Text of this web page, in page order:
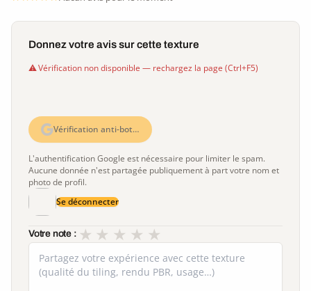
Donnez votre avis sur cette texture
Vérification non disponible — rechargez la page (Ctrl+F5)
Vérification anti-bot…
L'authentification Google est nécessaire pour limiter le spam.
Aucune donnée n'est partagée publiquement à part votre nom et
photo de profil.
Se déconnecter
Votre note : ★
★
★
★
★